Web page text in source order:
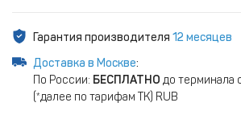
Гарантия производителя 12 месяцев
Доставка в Москве:
По России: БЕСПЛАТНО до терминала
(*далее по тарифам ТК) RUB